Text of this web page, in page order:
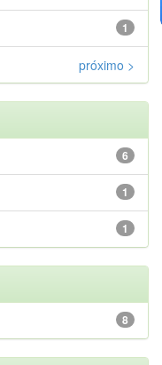
1
próximo >
6
1
1
8